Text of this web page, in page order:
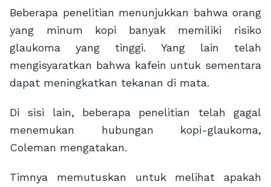
Beberapa penelitian menunjukkan bahwa orang
yang minum kopi banyak memiliki risiko
glaukoma yang tinggi. Yang lain telah
mengisyaratkan bahwa kafein untuk sementara
dapat meningkatkan tekanan di mata.
Di sisi lain, beberapa penelitian telah gagal
menemukan hubungan kopi-glaukoma,
Coleman mengatakan.
Timnya memutuskan untuk melihat apakah